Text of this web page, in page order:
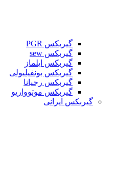
گیربکس PGR
گیربکس sew
گیربکس ایلماز
گیربکس بونفیلیولی
گیربکس رجیانا
گیربکس موتوواریو
گیربکس ایرانی